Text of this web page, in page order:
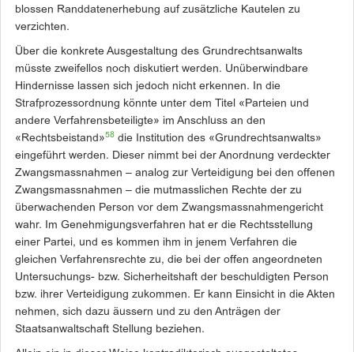
blossen Randdatenerhebung auf zusätzliche Kautelen zu
verzichten.
Über die konkrete Ausgestaltung des Grundrechtsanwalts
müsste zweifellos noch diskutiert werden. Unüberwindbare
Hindernisse lassen sich jedoch nicht erkennen. In die
Strafprozessordnung könnte unter dem Titel «Parteien und
andere Verfahrensbeteiligte» im Anschluss an den
«Rechtsbeistand»58 die Institu­tion des «Grundrechtsanwalts»
eingeführt werden. Dieser nimmt bei der Anordnung verdeckter
Zwangs­massnahmen – analog zur Verteidigung bei den offenen
Zwangsmassnahmen – die mutmasslichen Rechte der zu
überwachenden Person vor dem Zwangsmassnahmengericht
wahr. Im Genehmigungsverfahren hat er die Rechtsstellung
einer Partei, und es kommen ihm in jenem Verfahren die
gleichen Verfahrensrechte zu, die bei der offen angeordneten
Untersuchungs- bzw. Sicherheitshaft der beschuldigten Person
bzw. ihrer Verteidigung zukommen. Er kann Einsicht in die Akten
nehmen, sich dazu äus­sern und zu den Anträgen der
Staatsanwaltschaft Stellung beziehen.